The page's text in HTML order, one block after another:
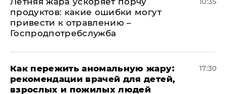
продуктов: какие ошибки могут
привести к отравлению –
Госпродпотребслужба
Как пережить аномальную жару:
рекомендации врачей для детей,
взрослых и пожилых людей
17:30